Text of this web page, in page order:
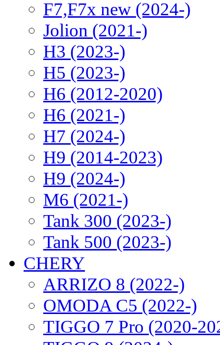
F7,F7x new (2024-)
Jolion (2021-)
H3 (2023-)
H5 (2023-)
H6 (2012-2020)
H6 (2021-)
H7 (2024-)
H9 (2014-2023)
H9 (2024-)
M6 (2021-)
Tank 300 (2023-)
Tank 500 (2023-)
CHERY
ARRIZO 8 (2022-)
OMODA C5 (2022-)
TIGGO 7 Pro (2020-